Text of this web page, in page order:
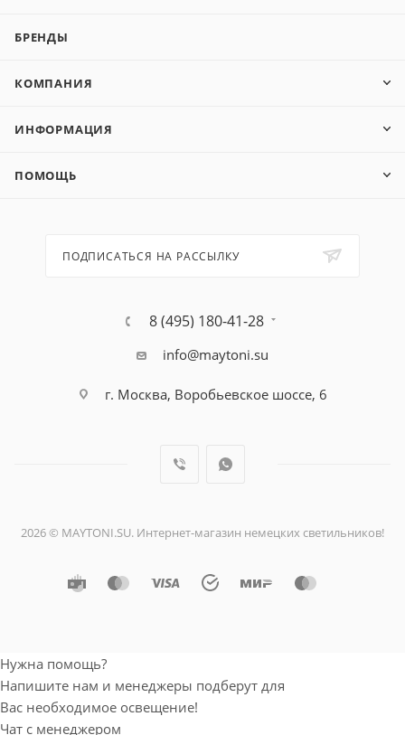
БРЕНДЫ
КОМПАНИЯ
ИНФОРМАЦИЯ
ПОМОЩЬ
ПОДПИСАТЬСЯ НА РАССЫЛКУ
8 (495) 180-41-28
info@maytoni.su
г. Москва, Воробьевское шоссе, 6
2026 © MAYTONI.SU. Интернет-магазин немецких светильников!
Нужна помощь?
Напишите нам и менеджеры подберут для
Вас необходимое освещение!
Чат с менеджером